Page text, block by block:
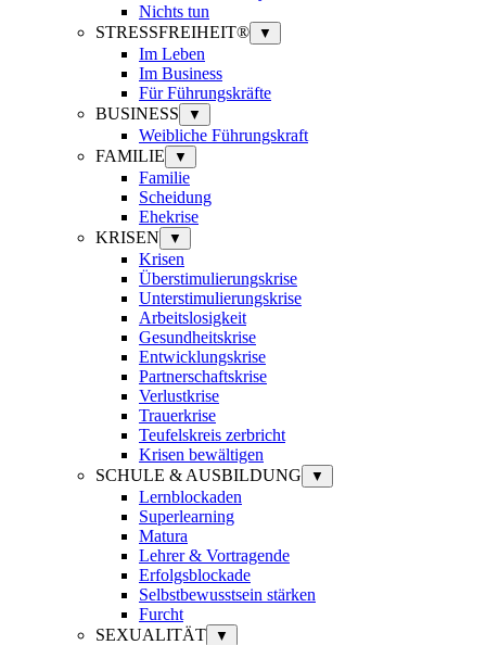
Nichts tun
STRESSFREIHEIT®
▼
Im Leben
Im Business
Für Führungskräfte
BUSINESS
▼
Weibliche Führungskraft
FAMILIE
▼
Familie
Scheidung
Ehekrise
KRISEN
▼
Krisen
Überstimulierungskrise
Unterstimulierungskrise
Arbeitslosigkeit
Gesundheitskrise
Entwicklungskrise
Partnerschaftskrise
Verlustkrise
Trauerkrise
Teufelskreis zerbricht
Krisen bewältigen
SCHULE & AUSBILDUNG
▼
Lernblockaden
Superlearning
Matura
Lehrer & Vortragende
Erfolgsblockade
Selbstbewusstsein stärken
Furcht
SEXUALITÄT
▼